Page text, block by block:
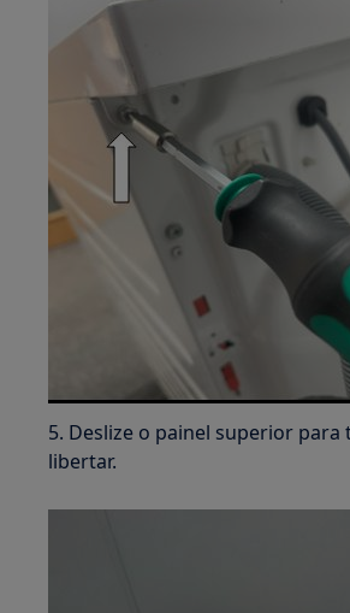
5. Deslize o painel superior para
libertar.